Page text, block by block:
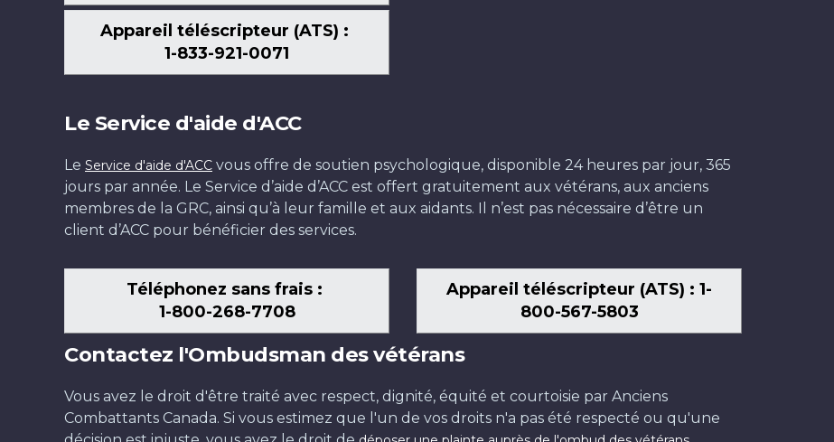
Appareil téléscripteur (ATS) :
1-833-921-0071
Le Service d'aide d'ACC
Le Service d'aide d'ACC vous offre de soutien psychologique, disponible 24 heures par jour, 365
jours par année. Le Service d’aide d’ACC est offert gratuitement aux vétérans, aux anciens
membres de la GRC, ainsi qu’à leur famille et aux aidants. Il n’est pas nécessaire d’être un
client d’ACC pour bénéficier des services.
Téléphonez sans frais :
1-800-268-7708
Appareil téléscripteur (ATS) : 1-
800-567-5803
Contactez l'Ombudsman des vétérans
Vous avez le droit d'être traité avec respect, dignité, équité et courtoisie par Anciens
Combattants Canada. Si vous estimez que l'un de vos droits n'a pas été respecté ou qu'une